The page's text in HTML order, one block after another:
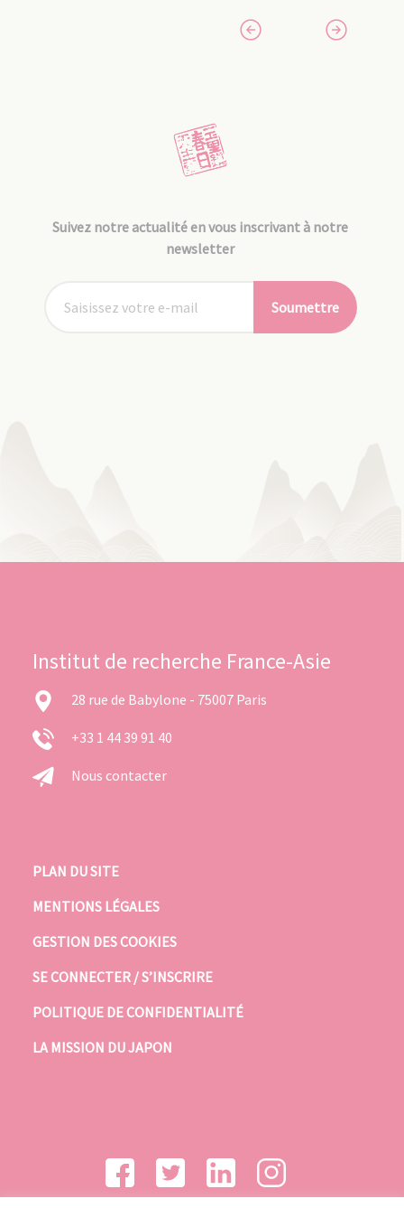
Suivez notre actualité en vous inscrivant à notre
newsletter
Soumettre
Institut de recherche France-Asie
28 rue de Babylone - 75007 Paris
+33 1 44 39 91 40
Nous contacter
PLAN DU SITE
MENTIONS LÉGALES
GESTION DES COOKIES
SE CONNECTER / S’INSCRIRE
POLITIQUE DE CONFIDENTIALITÉ
LA MISSION DU JAPON